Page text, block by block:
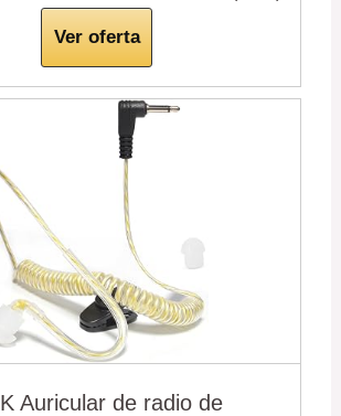
Ver oferta
Auricular de radio de